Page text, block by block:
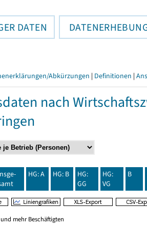
DATEN
Abkürzungen | Definitionen |
nach
HG: A HG: B
HG:
GG
HG:
VG
B
mehr Beschäftigten